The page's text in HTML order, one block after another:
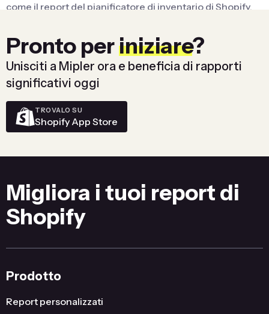
come il report del pianificatore di inventario di Shopify.
Our Shopify MCP for Claudelets you build and query
these same dashboards using natural language in
Claude Desktop, Claude Web, or the Claude Code CLI.
Pronto periniziare?
Unisciti a Mipler ora e beneficia di rapporti
significativi oggi
TROVALO SU
Shopify App Store
Migliora i tuoi report di
Shopify
Prodotto
Report personalizzati